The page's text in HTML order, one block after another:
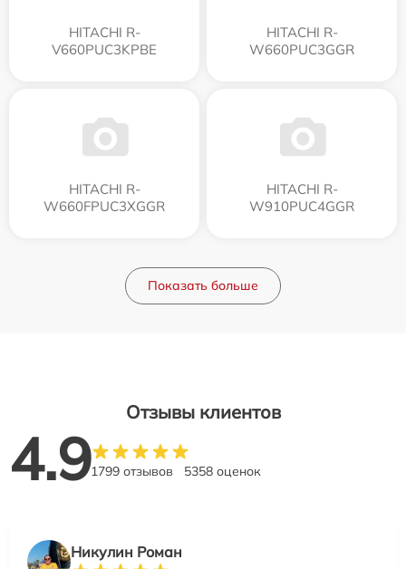
HITACHI R-
V660PUC3KPBE
HITACHI R-
W660PUC3GGR
HITACHI R-
W660FPUC3XGGR
HITACHI R-
W910PUC4GGR
Показать больше
Отзывы клиентов
4.91799 отзывов 5358 оценок
Никулин Роман